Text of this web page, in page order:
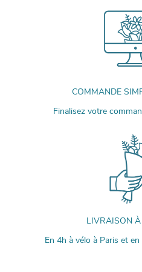
COMMANDE
Finalisez votre
LIVRAISON À
En 4h à vélo à Paris et